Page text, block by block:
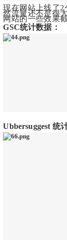
现在网站上线了2
然流量还不是很
网站的一些效果
GSC统计数据：
Ubbersuggest 统